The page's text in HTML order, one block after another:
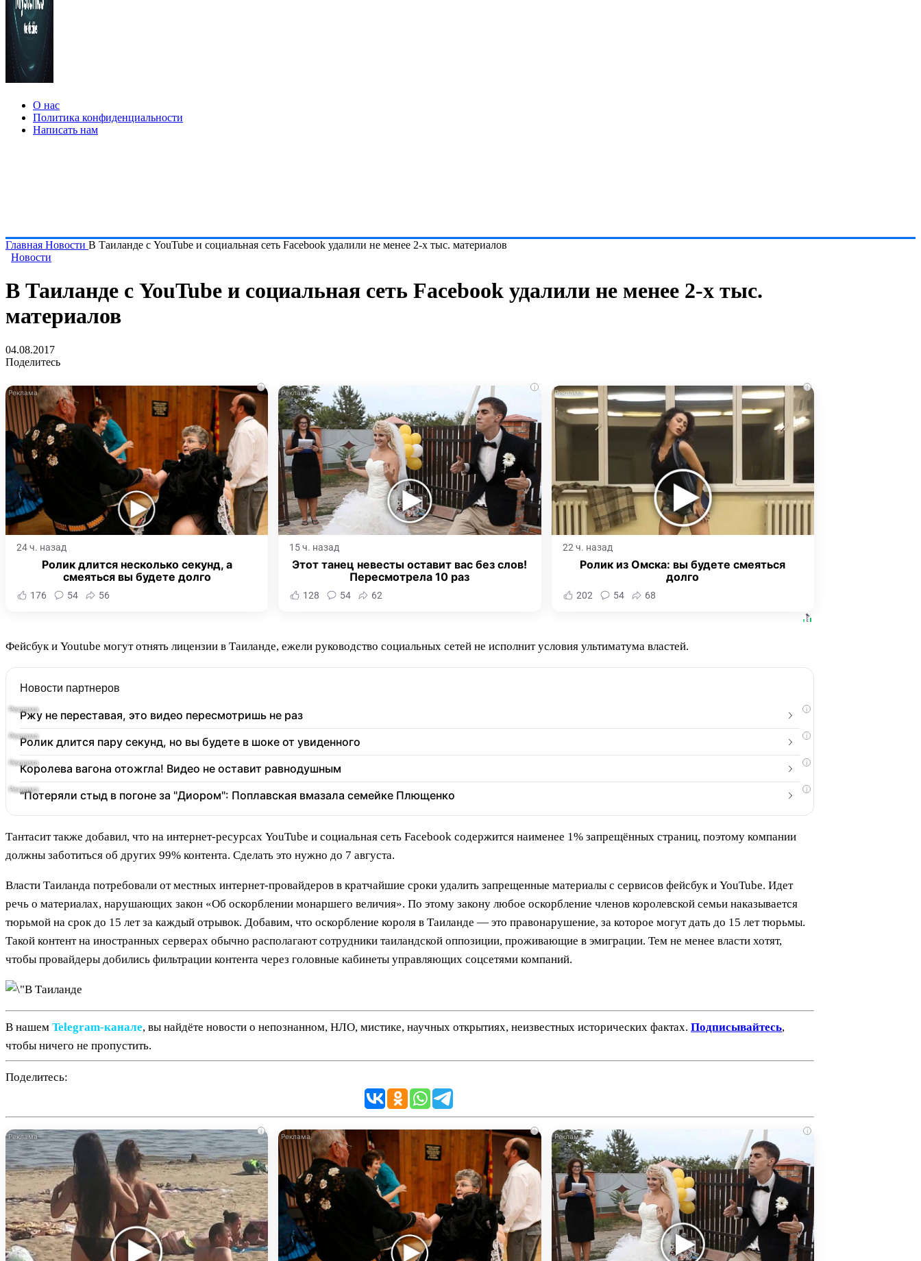
О нас
Политика конфиденциальности
Написать нам
Главная Новости В Таиланде с YouTube и социальная сеть Facebook удалили не менее 2-х тыс. материалов
Новости
В Таиланде с YouTube и социальная сеть Facebook удалили не менее 2-х тыс.
материалов
04.08.2017
Поделитесь
i
24 ч. назад
Ролик длится несколько секунд, а
смеяться вы будете долго
176 54 56
i
15 ч. назад
Этот танец невесты оставит вас без слов!
Пересмотрела 10 раз
128 54 62
i
22 ч. назад
Ролик из Омска: вы будете смеяться
долго
202 54 68
Фейсбук и Youtube могут отнять лицензии в Таиланде, ежели руководство социальных сетей не исполнит условия ультиматума властей.
Новости партнеров
i
Ржу не переставая, это видео пересмотришь не раз
i
Ролик длится пару секунд, но вы будете в шоке от увиденного
i
Королева вагона отожгла! Видео не оставит равнодушным
i
"Потеряли стыд в погоне за "Диором": Поплавская вмазала семейке Плющенко
Тантасит также добавил, что на интернет-ресурсах YouTube и социальная сеть Facebook содержится наименее 1% запрещённых страниц, поэтому компании
должны заботиться об других 99% контента. Сделать это нужно до 7 августа.
Власти Таиланда потребовали от местных интернет-провайдеров в кратчайшие сроки удалить запрещенные материалы с сервисов фейсбук и YouTube. Идет
речь о материалах, нарушающих закон «Об оскорблении монаршего величия». По этому закону любое оскорбление членов королевской семьи наказывается
тюрьмой на срок до 15 лет за каждый отрывок. Добавим, что оскорбление короля в Таиланде — это правонарушение, за которое могут дать до 15 лет тюрьмы.
Такой контент на иностранных серверах обычно располагают сотрудники таиландской оппозиции, проживающие в эмиграции. Тем не менее власти хотят,
чтобы провайдеры добились фильтрации контента через головные кабинеты управляющих соцсетями компаний.
В нашем Telegram‑канале, вы найдёте новости о непознанном, НЛО, мистике, научных открытиях, неизвестных исторических фактах. Подписывайтесь,
чтобы ничего не пропустить.
Поделитесь:
i i i